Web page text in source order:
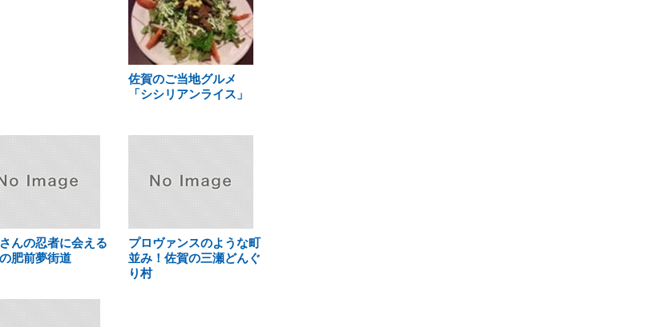
佐賀のご当地グルメ
「シシリアンライス」
んの忍者に会える
肥前夢街道
プロヴァンスのような町
並み！佐賀の三瀬どんぐ
り村